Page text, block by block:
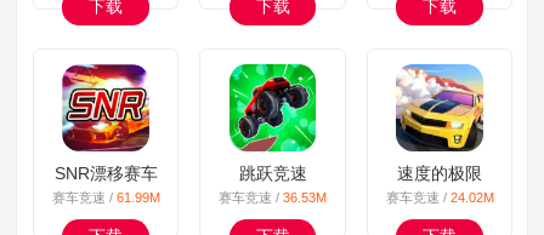
下载 下载 下载
SNR漂移赛车
赛车竞速 / 61.99M
跳跃竞速
赛车竞速 /36.53M
速度的极限
赛车竞速 / 24.02M